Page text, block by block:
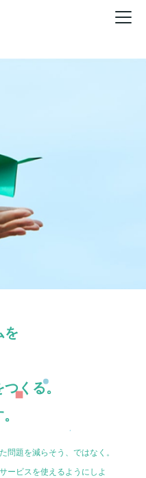
を
くる。
問題を減らそう、ではなく。
ービスを使えるようにしよ